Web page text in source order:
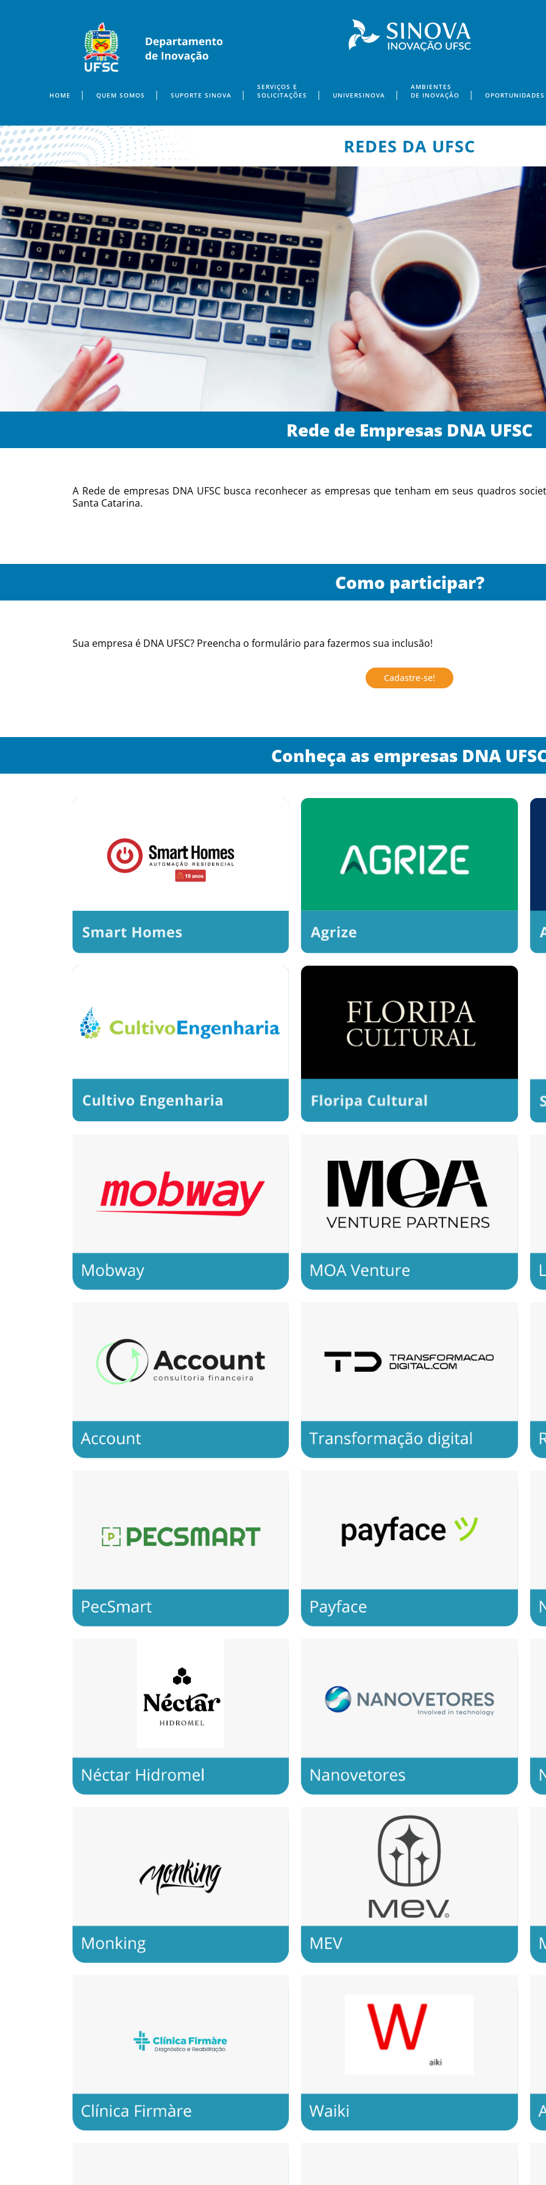
HOME QUEM SOMOS SUPORTE SINOVA
SERVIÇOS E
SOLICITAÇÕES
UNIVERSINOVA
AMBIENTES
DE INOVAÇÃO
OPORTUNIDADES
REDES DA UFSC
Rede de Empresas DNA UFSC
A Rede de empresas DNA UFSC busca reconhecer as empresas que tenham em seus quadros
Santa Catarina.
Como participar?
Sua empresa é DNA UFSC? Preencha o formulário para fazermos sua inclusão!
Cadastre-se!
Conheça as empresas DNA